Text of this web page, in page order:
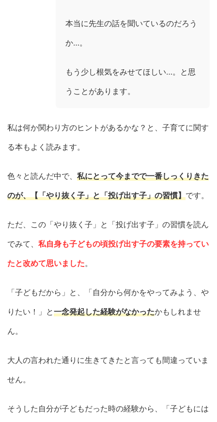
本当に先生の話を聞いているのだろう
か…。
もう少し根気をみせてほしい…。と思
うことがあります。
私は何か関わり方のヒントがあるかな？と、子育てに関す
る本もよく読みます。
色々と読んだ中で、 私にとって今までで一番しっくりきた
のが、【「やり抜く子」と「投げ出す子」の習慣】です。
ただ、この「やり抜く子」と「投げ出す子」の習慣を読ん
でみて、 私自身も子どもの頃投げ出す子の要素を持ってい
たと改めて思いました。
「子どもだから」と、「自分から何かをやってみよう、や
りたい！」と一念発起した経験がなかったかもしれませ
ん。
大人の言われた通りに生きてきたと言っても間違っていま
せん。
そうした自分が子どもだった時の経験から、「子どもには